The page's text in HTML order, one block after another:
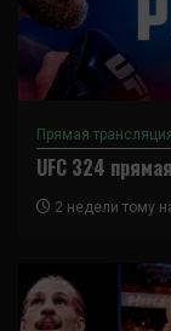
Прямая
UFC 324
2 недели тому